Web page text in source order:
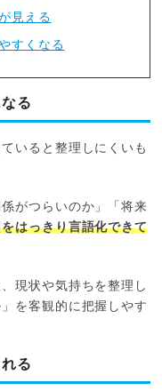
見える
すくなる
る
いると整理しにくいも
がつらいのか」「将来
はっきり言語化できて
現状や気持ちを整理し
を客観的に把握しやす
る